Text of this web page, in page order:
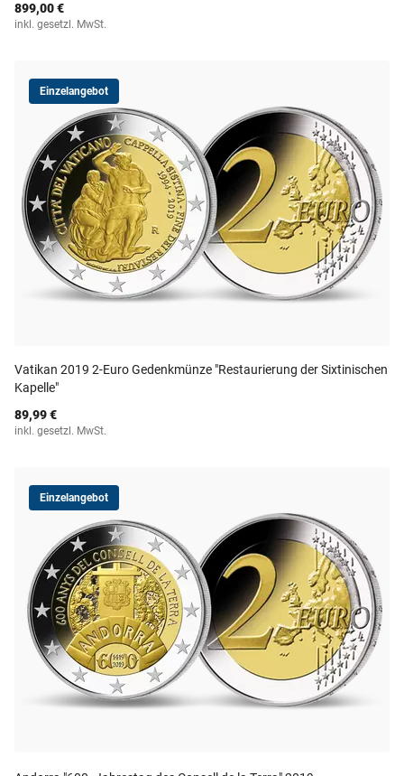
899,00 €
inkl. gesetzl. MwSt.
Einzelangebot
Vatikan 2019 2-Euro Gedenkmünze "Restaurierung der Sixtinischen
Kapelle"
89,99 €
inkl. gesetzl. MwSt.
Einzelangebot